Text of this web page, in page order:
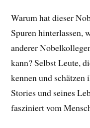
Warum hat dieser
Spuren hinterlassen,
anderer
kann? Selbst Leute,
kennen und schätzen
Stories und seines
fasziniert vom